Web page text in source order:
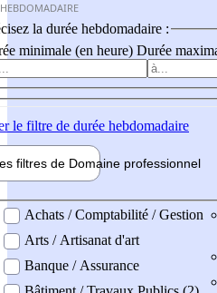
la durée hebdomadaire :
minimale (en heure) Durée
le filtre de durée hebdomadaire
filtres de Domaine professionnel
professionel
Achats / Comptabilité / Gestion
Arts / Artisanat d'art
Banque / Assurance